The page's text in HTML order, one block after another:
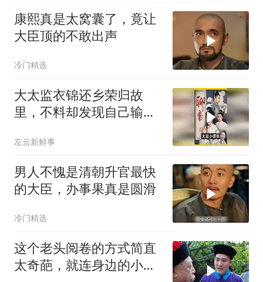
康熙真是太窝囊了，竟让
大臣顶的不敢出声
冷门精选
大太监衣锦还乡荣归故
里，不料却发现自己输得
左云新鲜事
男人不愧是清朝升官最快
的大臣，办事果真是圆滑
冷门精选
这个老头阅卷的方式简直
太奇葩，就连身边的小太